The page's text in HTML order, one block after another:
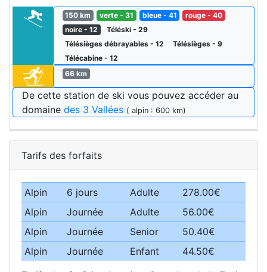
150 km verte - 31 bleue - 41
rouge - 40
noire - 12
Téléski - 29
Télésièges débrayables - 12
Télésièges - 9
Télécabine - 12
66 km
De cette station de ski vous pouvez accéder au
domaine des 3 Vallées ( alpin : 600 km)
Tarifs des forfaits
Alpin 6 jours Adulte
278.00€
Alpin
Journée Adulte
56.00€
Alpin
Journée Senior
50.40€
Alpin
Journée Enfant 44.50€